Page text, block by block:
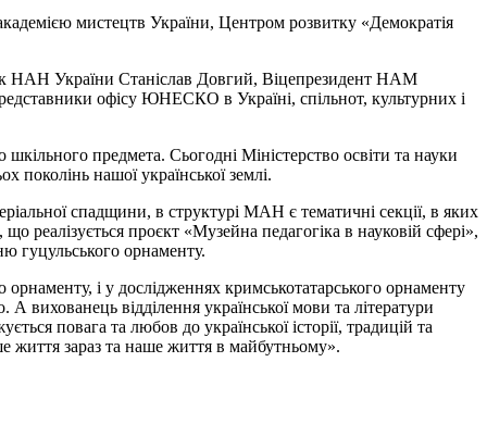
мистецтв України, Центром розвитку «Демократія
НАН України Станіслав Довгий, Віцепрезидент НАМ
офісу ЮНЕСКО в Україні, спільнот, культурних і
предмета. Сьогодні Міністерство освіти та науки
поколінь нашої української землі.
спадщини, в структурі МАН є тематичні секції, в яких
реалізується проєкт «Музейна педагогіка в науковій сфері»,
гуцульського орнаменту.
і у дослідженнях кримськотатарського орнаменту
вихованець відділення української мови та літератури
повага та любов до української історії, традицій та
життя зараз та наше життя в майбутньому».